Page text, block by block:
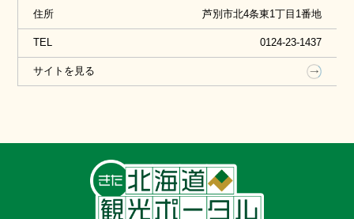
タンのアレンジメニューをお召し上がりいただけま
す。
住所 芦別市北4条東1丁目1番地
TEL 0124-23-1437
サイトを見る